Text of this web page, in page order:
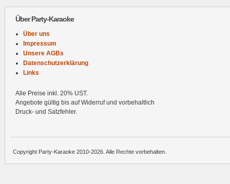
Über Party-Karaoke
Über uns
Impressum
Unsere AGBs
Datenschutzerklärung
Links
Alle Preise inkl. 20% UST.
Angebote gültig bis auf Widerruf und vorbehaltlich
Druck- und Satzfehler.
Copyright Party-Karaoke 2010-2026. Alle Rechte vorbehalten.